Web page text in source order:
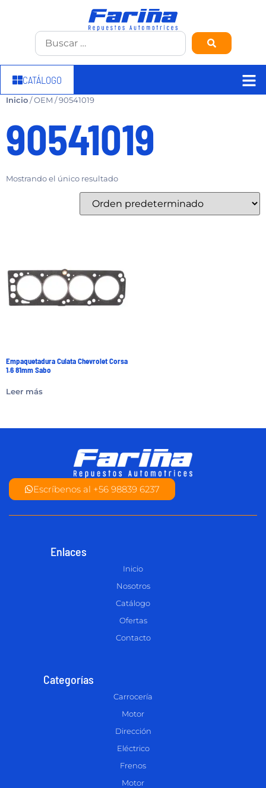
CATÁLOGO
Inicio/ OEM / 90541019
90541019
Mostrando el único resultado
Empaquetadura Culata Chevrolet Corsa
1.6 81mm Sabo
Leer más
Escríbenos al +56 98839 6237
Enlaces
Inicio
Nosotros
Catálogo
Ofertas
Contacto
Categorías
Carrocería
Motor
Dirección
Eléctrico
Frenos
Motor